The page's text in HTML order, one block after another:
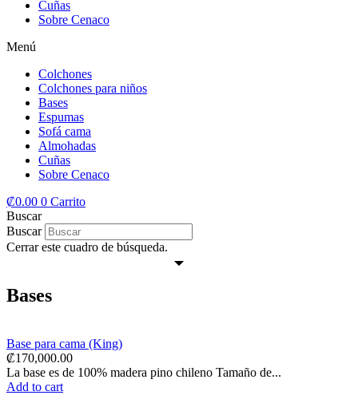
Cuñas
Sobre Cenaco
Menú
Colchones
Colchones para niños
Bases
Espumas
Sofá cama
Almohadas
Cuñas
Sobre Cenaco
₡0.00 0 Carrito
Buscar
Buscar
Cerrar este cuadro de búsqueda.
Bases
Base para cama (King)
₡170,000.00
La base es de 100% madera pino chileno Tamaño de...
Add to cart